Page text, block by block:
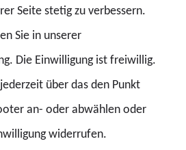
an die Demonstrierenden: „Bitte
die Versammlungen nicht von
Bewegungen für
Seite stetig zu verbessern.
Sie in unserer
Die Einwilligung ist freiwillig.
über das den Punkt
an- oder abwählen oder
widerrufen.